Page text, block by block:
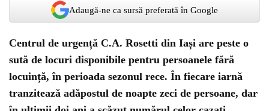
Adaugă-ne ca sursă preferată în Google
Centrul de urgență C.A. Rosetti din Iași are peste o
sută de locuri disponibile pentru persoanele fără
locuință, în perioada sezonul rece. În fiecare iarnă
tranzitează adăpostul de noapte zeci de persoane, dar